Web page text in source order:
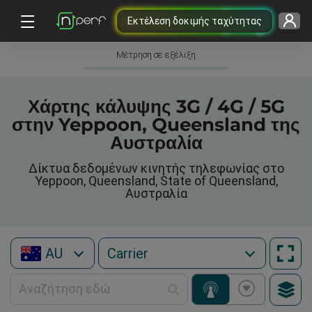
Εκτέλεση δοκιμής ταχύτητας
Μέτρηση σε εξέλιξη
Χάρτης κάλυψης 3G / 4G / 5G
στην Yeppoon, Queensland της
Αυστραλία
Δίκτυα δεδομένων κινητής τηλεφωνίας στο
Yeppoon, Queensland, State of Queensland,
Αυστραλία
AU